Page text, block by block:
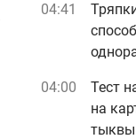
04:41
04:00
Тест
на
тыквы